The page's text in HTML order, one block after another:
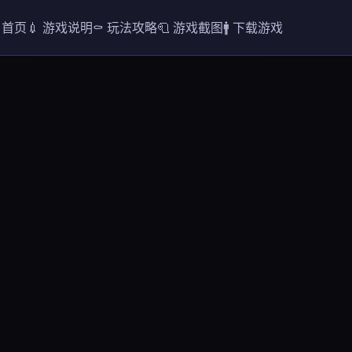
页 💉 游戏说明⚰️ 玩法攻略🧻 游戏截图🚹 下载游戏